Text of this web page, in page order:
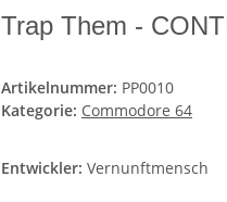
Trap Them -
Artikelnummer: PP0010
Kategorie: Commodore 64
Entwickler: Vernunftmensch